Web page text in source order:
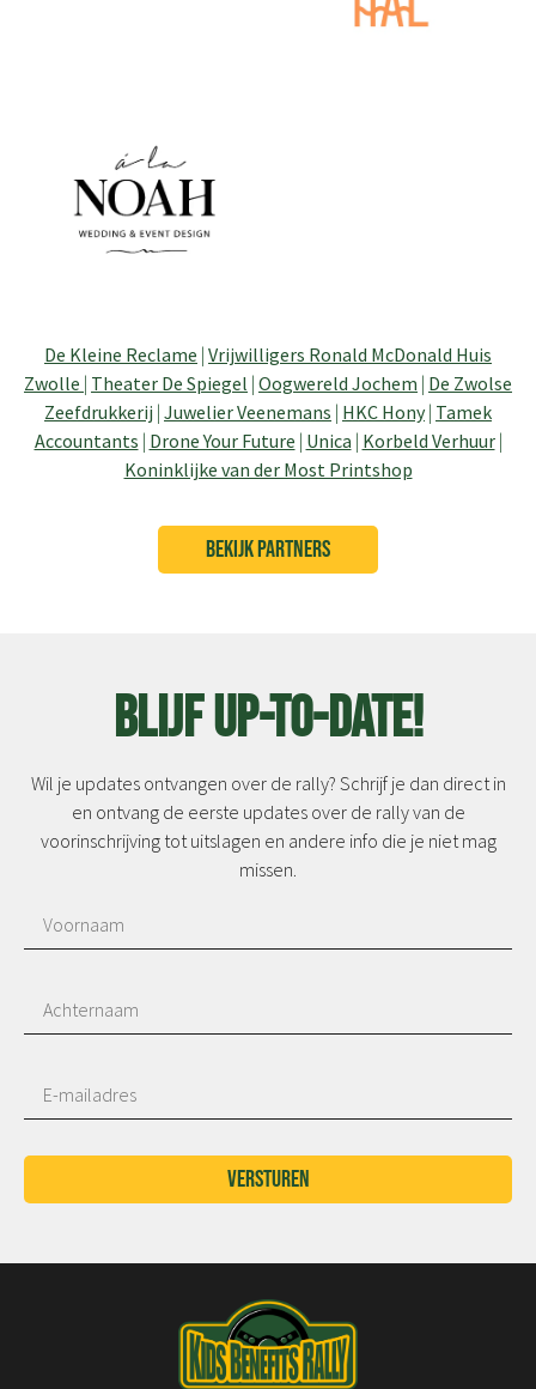
De Kleine Reclame | Vrijwilligers Ronald McDonald Huis
Zwolle | Theater De Spiegel | Oogwereld Jochem | De Zwolse
Zeefdrukkerij | Juwelier Veenemans | HKC Hony| Tamek
Accountants | Drone Your Future | Unica | Korbeld Verhuur|
Koninklijke van der Most Printshop
BEKIJK PARTNERS
Blijf up-to-date!
Wil je updates ontvangen over de rally? Schrijf je dan direct in
en ontvang de eerste updates over de rally van de
voorinschrijving tot uitslagen en andere info die je niet mag
missen.
Versturen